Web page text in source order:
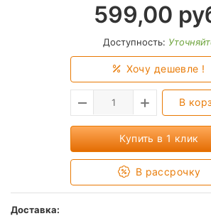
599,00
Доступность:
Хочу дешевле !
В
Купить в 1 клик
В рассрочку
Доставка: